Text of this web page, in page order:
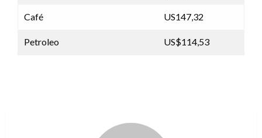
Café US147,32
Petroleo US$114,53